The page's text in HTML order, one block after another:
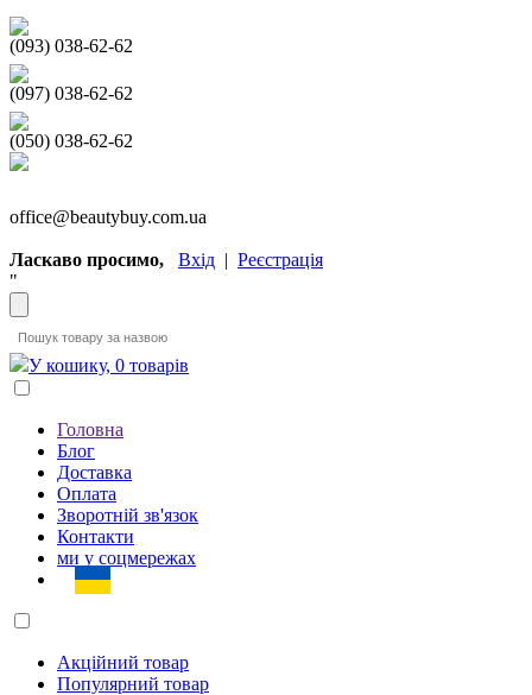
(093) 038-62-62
(097) 038-62-62
(050) 038-62-62
office@beautybuy.com.ua
Ласкаво просимо, Вхід | Реєстрація
"
У кошику, 0 товарів
Головна
Блог
Доставка
Оплата
Зворотній зв'язок
Контакти
ми у соцмережах
Акційний товар
Популярний товар